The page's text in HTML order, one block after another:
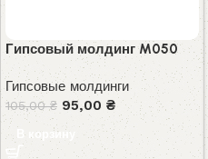
Гипсовый молдинг M050
Гипсовые молдинги
105,00₴ 95,00 ₴
В корзину